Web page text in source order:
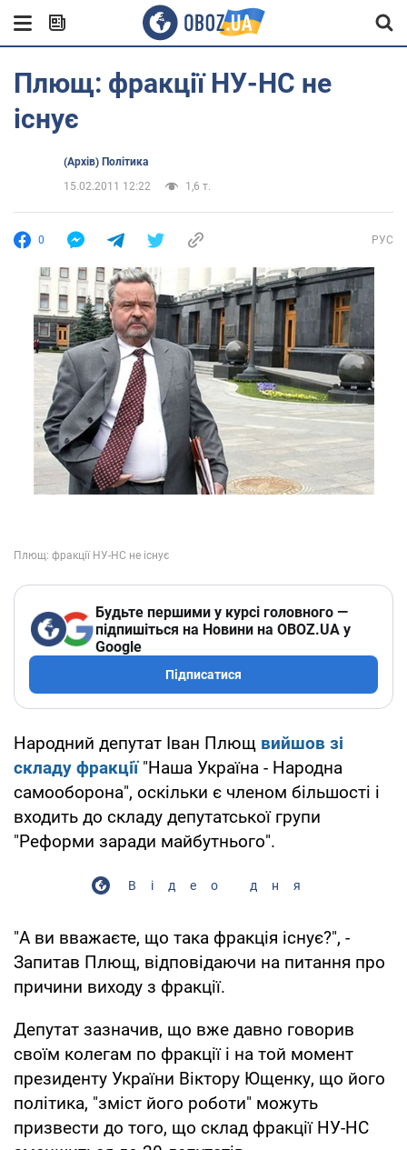
Плющ: фракції НУ-НС не
існує
(Архів) Політика
15.02.2011 12:22
1,6 т.
0 РУС
Будьте першими у курсі головного —
підпишіться на Новини на OBOZ.UA у
Google
Підписатися
Народний депутат Іван Плющ вийшов зі
складу фракції"Наша Україна - Народна
самооборона", оскільки є членом більшості і
входить до складу депутатської групи
"Реформи заради майбутнього".
Відео дня
"А ви вважаєте, що така фракція існує?", -
Запитав Плющ, відповідаючи на питання про
причини виходу з фракції.
Депутат зазначив, що вже давно говорив
своїм колегам по фракції і на той момент
президенту України Віктору Ющенку, що його
політика, "зміст його роботи" можуть
призвести до того, що склад фракції НУ-НС